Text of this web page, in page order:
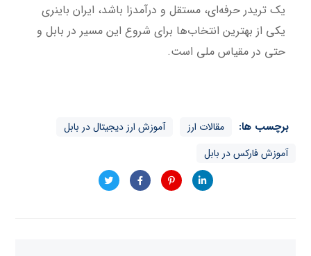
یک تریدر حرفه‌ای، مستقل و درآمدزا باشد، ایران باینری
یکی از بهترین انتخاب‌ها برای شروع این مسیر در بابل و
حتی در مقیاس ملی است.
برچسب ها: مقالات ارز
آموزش ارز دیجیتال در بابل
آموزش فارکس در بابل